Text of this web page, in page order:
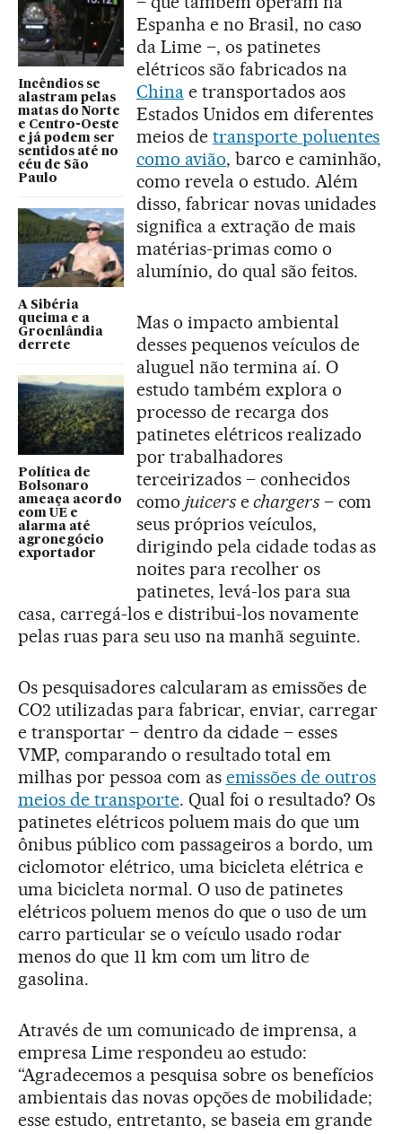
Incêndios se
alastram pelas
matas do Norte
e Centro-Oeste
e já podem ser
sentidos até no
céu de São
Paulo
A Sibéria
queima e a
Groenlândia
derrete
Política de
Bolsonaro
ameaça acordo
com UE e
alarma até
agronegócio
exportador
Espanha e no Brasil, no caso
da Lime –, os patinetes
elétricos são fabricados na
Chinae transportados aos
Estados Unidos em diferentes
meios de transporte poluentes
como avião, barco e caminhão,
como revela o estudo. Além
disso, fabricar novas unidades
significa a extração de mais
matérias-primas como o
alumínio, do qual são feitos.
Mas o impacto ambiental
desses pequenos veículos de
aluguel não termina aí. O
estudo também explora o
processo de recarga dos
patinetes elétricos realizado
por trabalhadores
terceirizados – conhecidos
como juicersechargers– com
seus próprios veículos,
dirigindo pela cidade todas as
noites para recolher os
patinetes, levá-los para sua
casa, carregá-los e distribui-los novamente
pelas ruas para seu uso na manhã seguinte.
Os pesquisadores calcularam as emissões de
CO2 utilizadas para fabricar, enviar, carregar
e transportar – dentro da cidade – esses
VMP, comparando o resultado total em
milhas por pessoa com as emissões de outros
meios de transporte. Qual foi o resultado? Os
patinetes elétricos poluem mais do que um
ônibus público com passageiros a bordo, um
ciclomotor elétrico, uma bicicleta elétrica e
uma bicicleta normal. O uso de patinetes
elétricos poluem menos do que o uso de um
carro particular se o veículo usado rodar
menos do que 11 km com um litro de
gasolina.
Através de um comunicado de imprensa, a
empresa Lime respondeu ao estudo:
“Agradecemos a pesquisa sobre os benefícios
ambientais das novas opções de mobilidade;
esse estudo, entretanto, se baseia em grande